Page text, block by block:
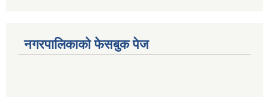
नगरपालिकाको फेसबुक पेज